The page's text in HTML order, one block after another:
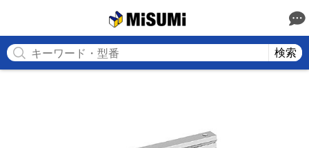
検索